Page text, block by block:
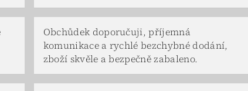
Obchůdek doporučuji, příjemná
komunikace a rychlé bezchybné dodání,
zboží skvěle a bezpečně zabaleno.